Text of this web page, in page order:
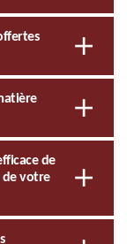
de
de votre